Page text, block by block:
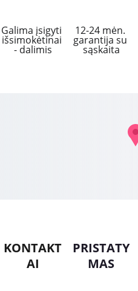
KONTAKT
AI
PRISTATY
MAS
Galima įsigyti
išsimokėtinai
- dalimis
12-24 mėn.
garantija su
sąskaita